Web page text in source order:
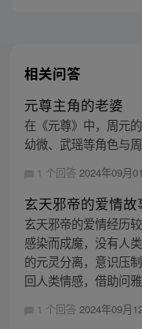
相关问答
元尊主角的老婆
在《元尊》中，周元
幼微、武瑶等角色与
1 个回答 2024年09月
玄天邪帝的爱情故
玄天邪帝的爱情经历
感染而成魔，没有人
的元灵分离，意识压
回人类情感，借助问
1 个回答 2024年09月